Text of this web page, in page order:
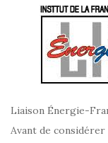
Liaison Énergie-
Avant de considérer